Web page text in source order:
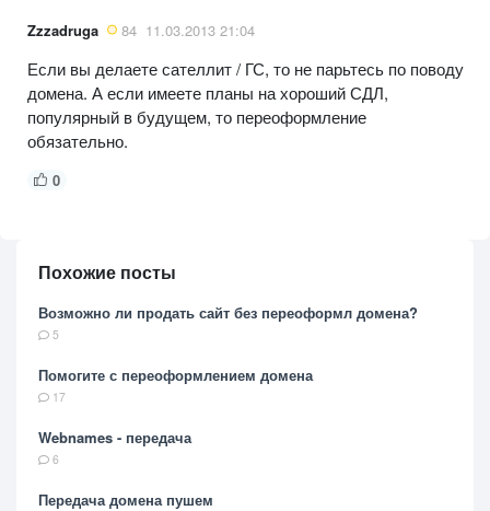
Zzzadruga 84 11.03.2013 21:04
Если вы делаете сателлит / ГС, то не парьтесь по поводу
домена. А если имеете планы на хороший СДЛ,
популярный в будущем, то переоформление
обязательно.
0
Похожие посты
Возможно ли продать сайт без переоформл домена?
5
Помогите с переоформлением домена
17
Webnames - передача
6
Передача домена пушем